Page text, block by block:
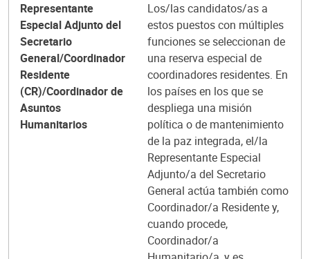
Representante
Especial Adjunto del
Secretario
General/Coordinador
Residente
(CR)/Coordinador de
Asuntos
Humanitarios
Los/las candidatos/as a
estos puestos con múltiples
funciones se seleccionan de
una reserva especial de
coordinadores residentes. En
los países en los que se
despliega una misión
política o de mantenimiento
de la paz integrada, el/la
Representante Especial
Adjunto/a del Secretario
General actúa también como
Coordinador/a Residente y,
cuando procede,
Coordinador/a